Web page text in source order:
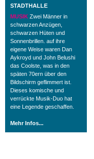
STADTHALLE
MUSIK Zwei Männer in
schwarzen Anzügen,
schwarzen Hüten und
Sonnenbrillen. auf ihre
eigene Weise waren Dan
Aykroyd und John Belushi
das Coolste, was in den
späten 70ern über den
Bildschirm geflimmert ist.
Dieses komische und
verrückte Musik-Duo hat
eine Legende geschaffen.
Mehr Infos...